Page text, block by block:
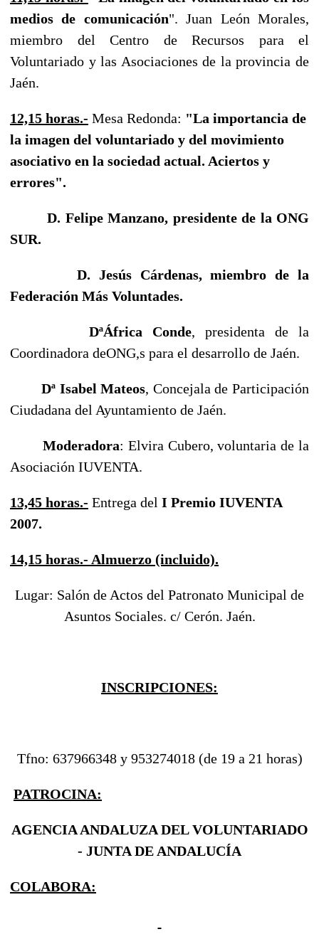
medios de comunicación". Juan León Morales,
miembro del Centro de Recursos para el
Voluntariado y las Asociaciones de la provincia de
Jaén.
12,15 horas.- Mesa Redonda: "La importancia de
la imagen del voluntariado y del movimiento
asociativo en la sociedad actual. Aciertos y
errores".
D. Felipe Manzano, presidente de la ONG
SUR.
D. Jesús Cárdenas, miembro de la
Federación Más Voluntades.
DªÁfrica Conde, presidenta de la
Coordinadora deONG,s para el desarrollo de Jaén.
Dª Isabel Mateos, Concejala de Participación
Ciudadana del Ayuntamiento de Jaén.
Moderadora: Elvira Cubero, voluntaria de la
Asociación IUVENTA.
13,45 horas.- Entrega del I Premio IUVENTA
2007.
14,15 horas.- Almuerzo (incluido).
Lugar: Salón de Actos del Patronato Municipal de
Asuntos Sociales. c/ Cerón. Jaén.
INSCRIPCIONES:
Tfno: 637966348 y 953274018 (de 19 a 21 horas)
PATROCINA:
AGENCIA ANDALUZA DEL VOLUNTARIADO
- JUNTA DE ANDALUCÍA
COLABORA: